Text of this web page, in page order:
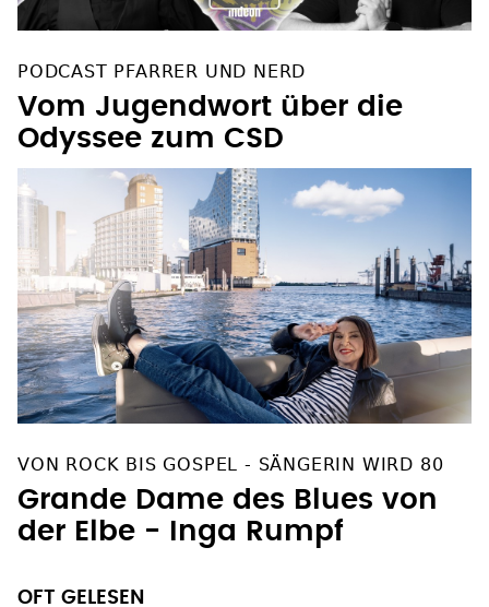
PODCAST PFARRER UND NERD
Vom Jugendwort über die
Odyssee zum CSD
VON ROCK BIS GOSPEL - SÄNGERIN WIRD 80
Grande Dame des Blues von
der Elbe - Inga Rumpf